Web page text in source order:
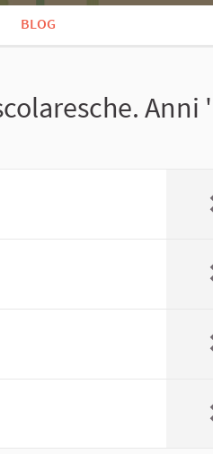
BLOG
Anni